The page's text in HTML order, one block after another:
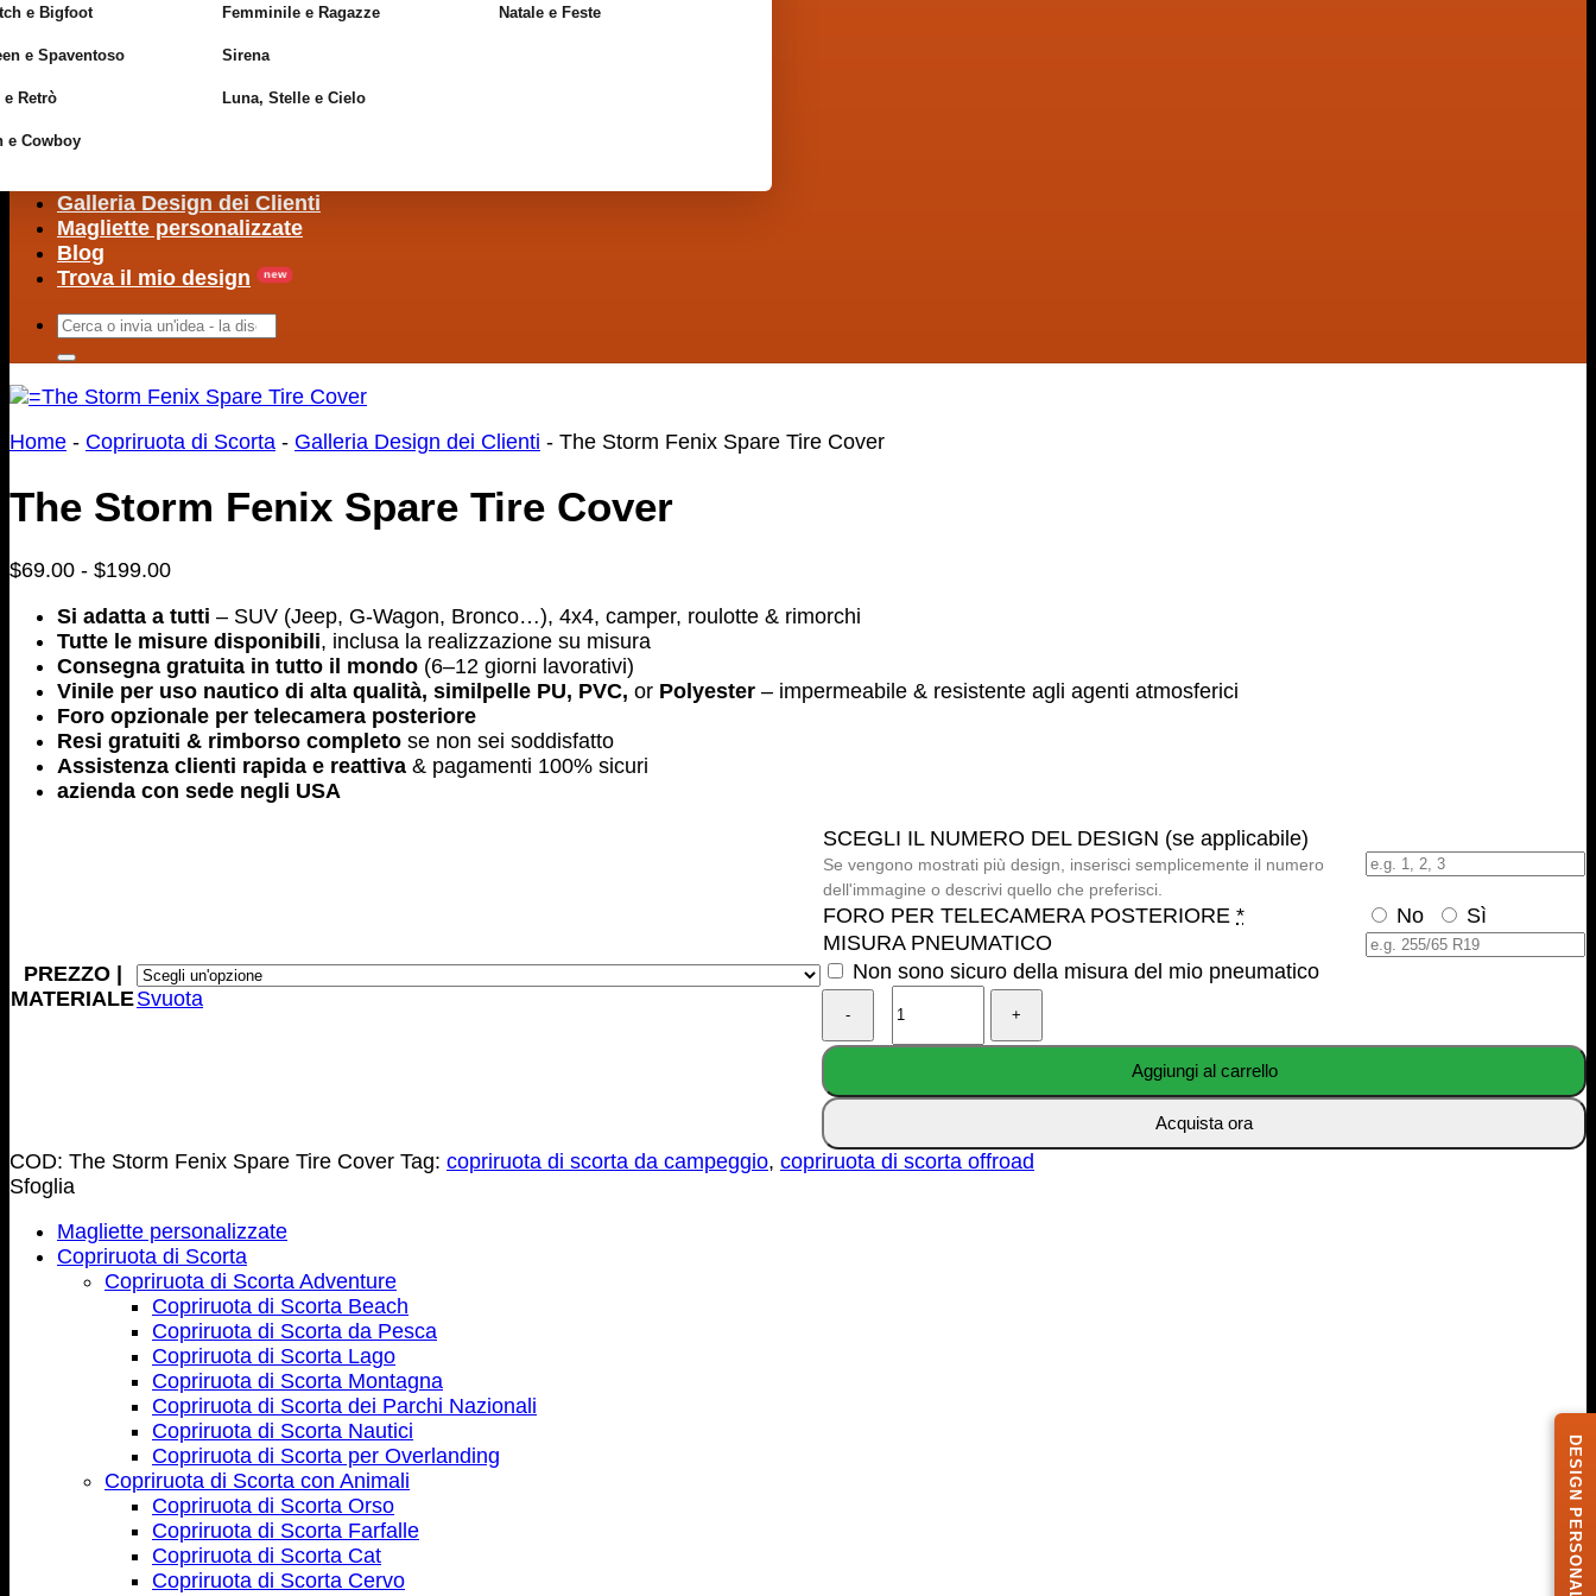
e Bigfoot
e Spaventoso
e Retrò
e Cowboy
Femminile e Ragazze
Sirena
Luna, Stelle e Cielo
Natale e Feste
Galleria Design dei Clienti
Magliette personalizzate
Blog
Trova il mio design
Cerca:
Home - Copriruota di Scorta - Galleria Design dei Clienti - The Storm Fenix Spare Tire Cover
The Storm Fenix Spare Tire Cover
$69.00 - $199.00Fascia
prezzo:
da
$69.00
a
$199.00
Si adatta a tutti – SUV (Jeep, G-Wagon, Bronco…), 4x4, camper, roulotte & rimorchi
Tutte le misure disponibili, inclusa la realizzazione su misura
Consegna gratuita in tutto il mondo (6–12 giorni lavorativi)
Vinile per uso nautico di alta qualità, similpelle PU, PVC, or Polyester – impermeabile & resistente agli agenti atmosferici
Foro opzionale per telecamera posteriore
Resi gratuiti & rimborso completo se non sei soddisfatto
Assistenza clienti rapida e reattiva & pagamenti 100% sicuri
azienda con sede negli USA
PREZZO |
MATERIALESvuota
SCEGLI IL NUMERO DEL DESIGN (se applicabile)
Se vengono mostrati più design, inserisci semplicemente il numero
dell'immagine o descrivi quello che preferisci.
FORO PER TELECAMERA POSTERIORE * No
Sì
MISURA PNEUMATICO
Non sono sicuro della misura del mio pneumatico
di
The
Fenix
Tire
Cover
Aggiungi al carrello
Acquista ora
COD: The Storm Fenix Spare Tire Cover Tag: copriruota di scorta da campeggio, copriruota di scorta offroad
Sfoglia
Magliette personalizzate
Copriruota di Scorta
Copriruota di Scorta Adventure
Copriruota di Scorta Beach
Copriruota di Scorta da Pesca
Copriruota di Scorta Lago
Copriruota di Scorta Montagna
Copriruota di Scorta dei Parchi Nazionali
Copriruota di Scorta Nautici
Copriruota di Scorta per Overlanding
Copriruota di Scorta con Animali
Copriruota di Scorta Orso
Copriruota di Scorta Farfalle
Copriruota di Scorta Cat
Copriruota di Scorta Cervo